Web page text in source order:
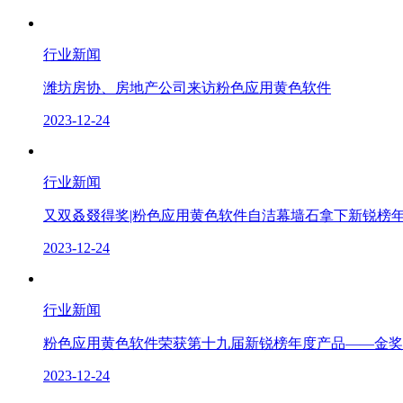
行业新闻
潍坊房协、房地产公司来访粉色应用黄色软件
2023-12-24
行业新闻
又双叒叕得奖|粉色应用黄色软件自洁幕墙石拿下新锐榜年度
2023-12-24
行业新闻
粉色应用黄色软件荣获第十九届新锐榜年度产品——金奖
2023-12-24